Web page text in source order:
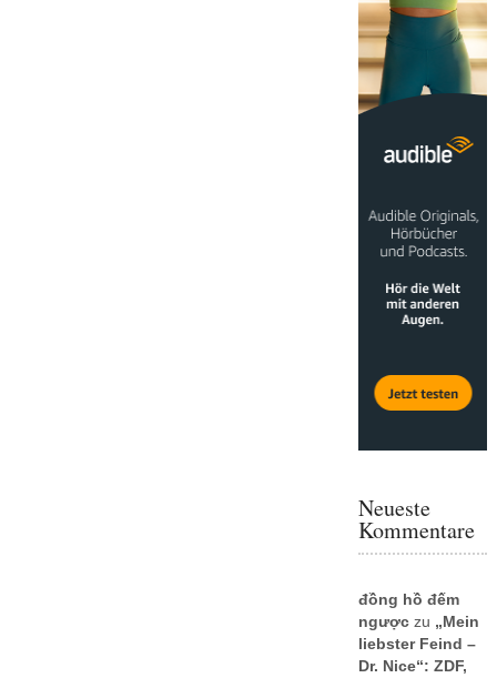
Neueste
Kommentare
đồng hồ đếm
ngượczu „Mein
liebster Feind –
Dr. Nice“: ZDF,